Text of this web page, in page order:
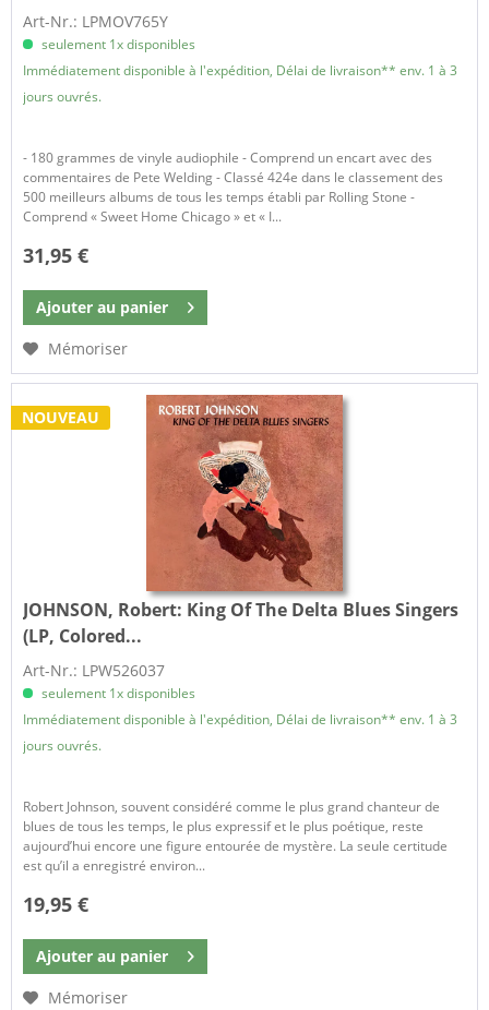
Art-Nr.: LPMOV765Y
seulement 1x disponibles
Immédiatement disponible à l'expédition, Délai de livraison** env. 1 à 3
jours ouvrés.
- 180 grammes de vinyle audiophile - Comprend un encart avec des
commentaires de Pete Welding - Classé 424e dans le classement des
500 meilleurs albums de tous les temps établi par Rolling Stone -
Comprend « Sweet Home Chicago » et « I...
31,95 €
Ajouter au panier
Mémoriser
NOUVEAU
JOHNSON, Robert: King Of The Delta Blues Singers
(LP, Colored...
Art-Nr.: LPW526037
seulement 1x disponibles
Immédiatement disponible à l'expédition, Délai de livraison** env. 1 à 3
jours ouvrés.
Robert Johnson, souvent considéré comme le plus grand chanteur de
blues de tous les temps, le plus expressif et le plus poétique, reste
aujourd’hui encore une figure entourée de mystère. La seule certitude
est qu’il a enregistré environ...
19,95 €
Ajouter au panier
Mémoriser